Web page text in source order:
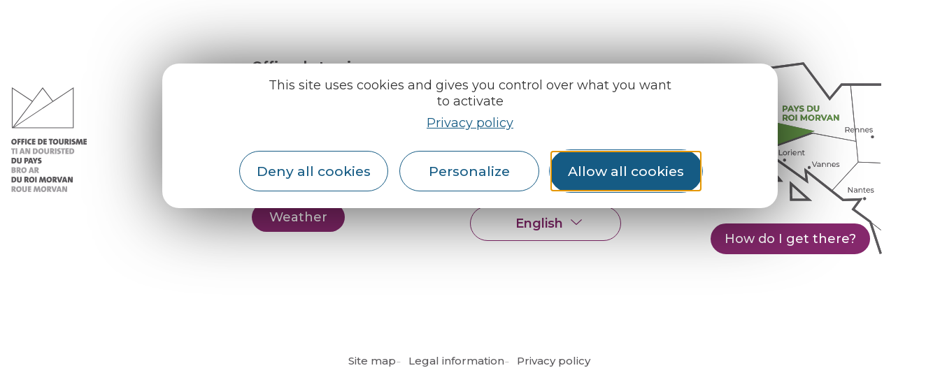
This site uses cookies and gives you control over what you want
to activate
Privacy policy
Deny all cookies Personalize Allow all cookies
Office de tourisme
du Pays du roi
Our reception areas
Our brochures
Weather
Espace pro
Partners
English
Français
How do I get there?
Site map Legal information Privacy policy